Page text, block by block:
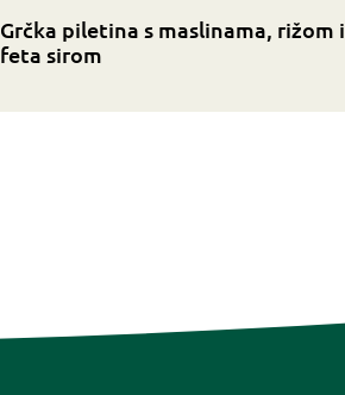
Grčka piletina s maslinama, rižom i
feta sirom